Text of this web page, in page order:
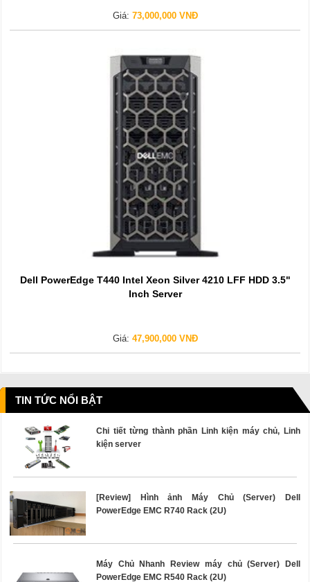
Giá: 73,000,000 VNĐ
Dell PowerEdge T440 Intel Xeon Silver 4210 LFF HDD 3.5"
Inch Server
Giá: 47,900,000 VNĐ
TIN TỨC NỔI BẬT
Chi tiết từng thành phần Linh kiện máy chủ, Linh
kiện server
[Review] Hình ảnh Máy Chủ (Server) Dell
PowerEdge EMC R740 Rack (2U)
Máy Chủ Nhanh Review máy chủ (Server) Dell
PowerEdge EMC R540 Rack (2U)